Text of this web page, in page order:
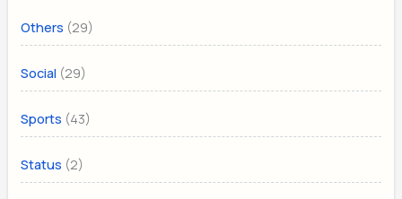
Others (29)
Social (29)
Sports (43)
Status (2)